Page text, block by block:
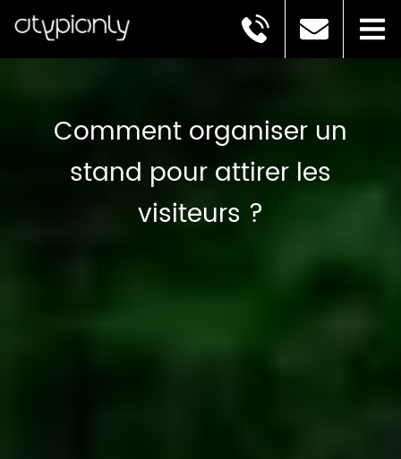
Comment organiser un
stand pour attirer les
visiteurs ?